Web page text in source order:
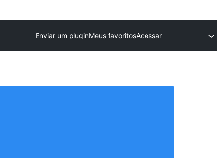
Enviar um pluginMeus favoritosAcessar